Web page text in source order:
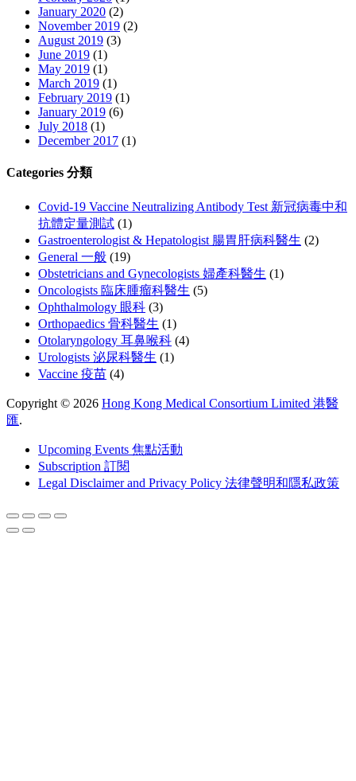
January 2020 (2)
November 2019 (2)
August 2019 (3)
June 2019 (1)
May 2019 (1)
March 2019 (1)
February 2019 (1)
January 2019 (6)
July 2018 (1)
December 2017 (1)
Categories 分類
Covid-19 Vaccine Neutralizing Antibody Test 新冠病毒中和
抗體定量測試 (1)
Gastroenterologist & Hepatologist 腸胃肝病科醫生 (2)
General 一般 (19)
Obstetricians and Gynecologists 婦產科醫生 (1)
Oncologists 臨床腫瘤科醫生 (5)
Ophthalmology 眼科 (3)
Orthopaedics 骨科醫生 (1)
Otolaryngology 耳鼻喉科 (4)
Urologists 泌尿科醫生 (1)
Vaccine 疫苗 (4)
Copyright © 2026 Hong Kong Medical Consortium Limited 港醫
匯.
Upcoming Events 焦點活動
Subscription 訂閱
Legal Disclaimer and Privacy Policy 法律聲明和隱私政策